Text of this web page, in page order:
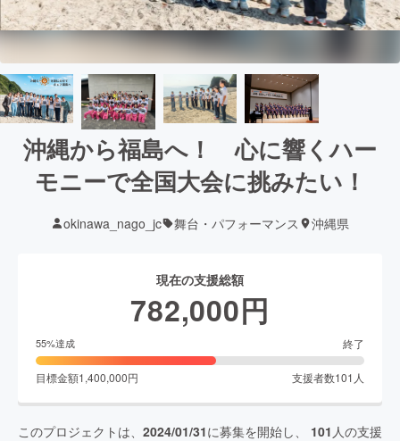
沖縄から福島へ！ 心に響くハー
モニーで全国大会に挑みたい！
okinawa_nago_jc 舞台・パフォーマンス 沖縄県
現在の支援総額
782,000円
55%達成 終了
目標金額1,400,000円 支援者数101 人
このプロジェクトは、 2024/01/31に募集を開始し、 101 人の支援